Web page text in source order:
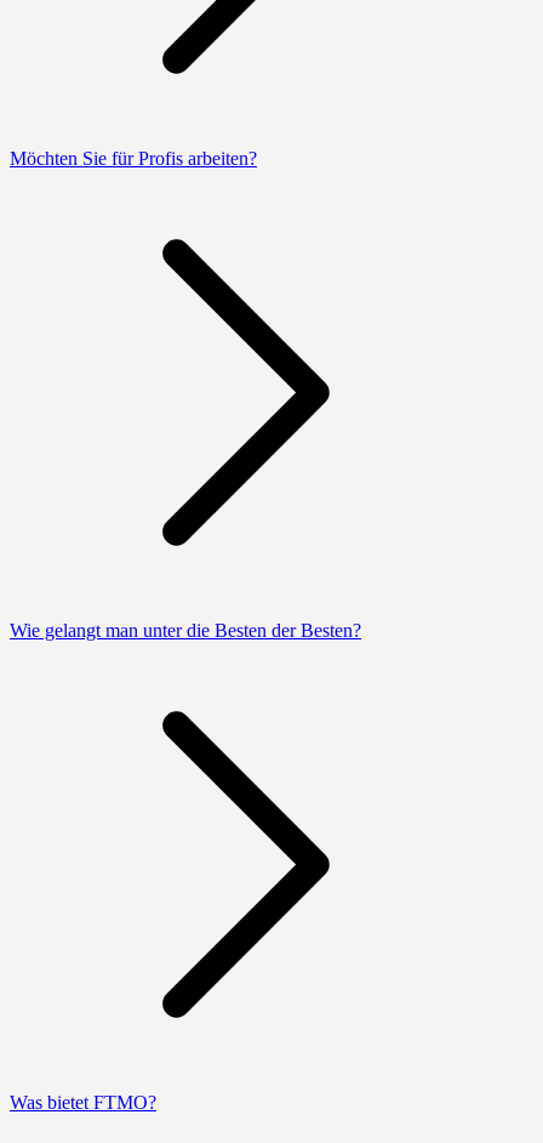
Möchten Sie für Profis arbeiten?
Wie gelangt man unter die Besten der Besten?
Was bietet FTMO?